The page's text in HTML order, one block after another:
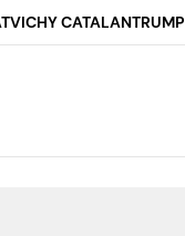
VICHY CATALANTRUMP